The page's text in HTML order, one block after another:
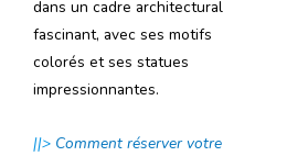
dans un cadre architectural
fascinant, avec ses motifs
colorés et ses statues
impressionnantes.
||> Comment réserver votre